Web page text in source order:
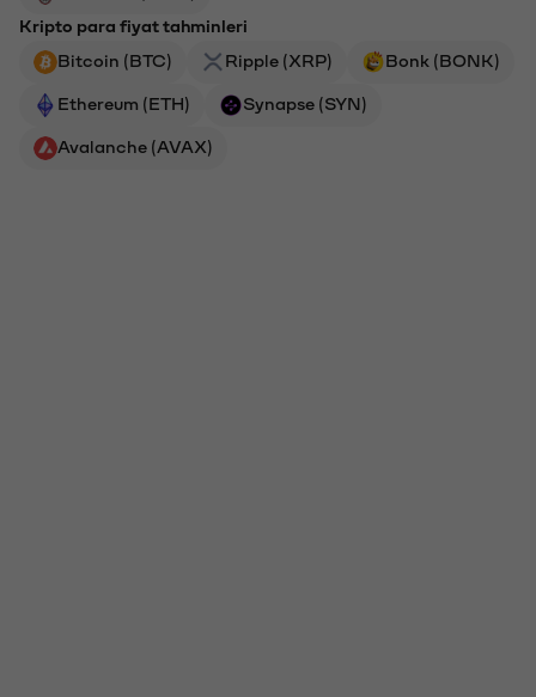
Kripto para fiyat tahminleri
Bitcoin (BTC)
Ripple (XRP) Bonk (BONK)
Ethereum (ETH) Synapse (SYN)
Avalanche (AVAX)